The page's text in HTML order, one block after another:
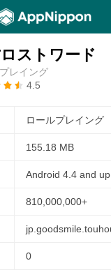
ストワード
レイング
4.5
ロールプレイング
155.18 MB
Android 4.4 and up
810,000,000+
0